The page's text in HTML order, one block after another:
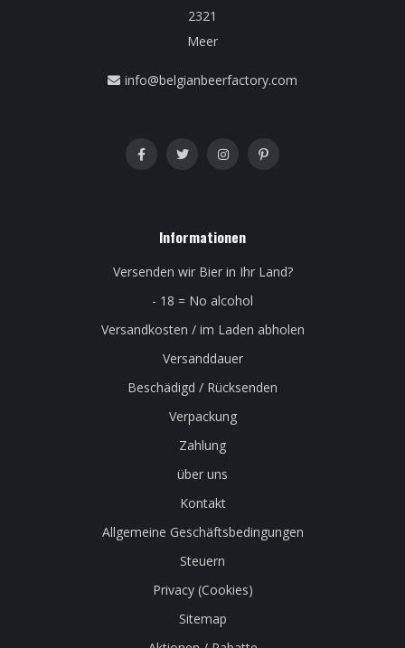
2321
Meer
info@belgianbeerfactory.com
Informationen
Versenden wir Bier in Ihr Land?
- 18 = No alcohol
Versandkosten / im Laden abholen
Versanddauer
Beschädigd / Rücksenden
Verpackung
Zahlung
über uns
Kontakt
Allgemeine Geschäftsbedingungen
Steuern
Privacy (Cookies)
Sitemap